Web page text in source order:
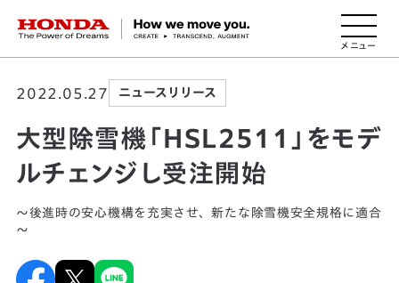
HONDA The Power of Dreams
2022.05.27 ニュースリリース
大型除雪機「HSL2511」をモデ
ルチェンジし受注開始
～後進時の安心機構を充実させ、新たな除雪機安全規格に適合
～